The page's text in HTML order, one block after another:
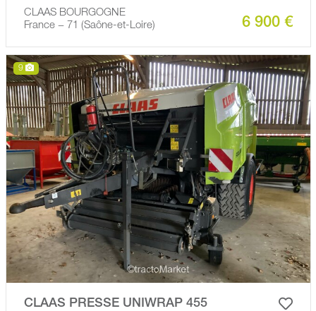
CLAAS BOURGOGNE
France − 71 (Saône-et-Loire)
6 900 €
9
CLAAS PRESSE UNIWRAP 455